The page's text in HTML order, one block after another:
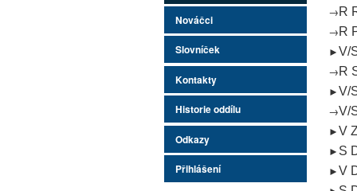
→R
→R
►V/
→R
►V/
→V/
►V
► S
►V
Nováčci
Slovníček
Kontakty
Historie oddílu
Odkazy
Přihlášení